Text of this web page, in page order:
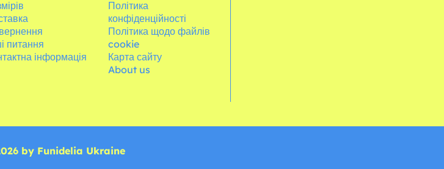
питання
інформація
Політика
конфіденційності
Політика щодо файлів
cookie
Карта сайту
About us
by Funidelia Ukraine